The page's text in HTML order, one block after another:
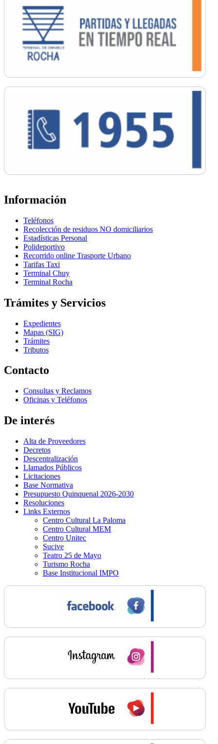
Información
Teléfonos
Recolección de residuos NO domiciliarios
Estadísticas Personal
Polideportivo
Recorrido online Trasporte Urbano
Tarifas Taxi
Terminal Chuy
Terminal Rocha
Trámites y Servicios
Expedientes
Mapas (SIG)
Trámites
Tributos
Contacto
Consultas y Reclamos
Oficinas y Teléfonos
De interés
Alta de Proveedores
Decretos
Descentralización
Llamados Públicos
Licitaciones
Base Normativa
Presupuesto Quinquenal 2026-2030
Resoluciones
Links Externos
Centro Cultural La Paloma
Centro Cultural MEM
Centro Unitec
Sucive
Teatro 25 de Mayo
Turismo Rocha
Base Institucional IMPO